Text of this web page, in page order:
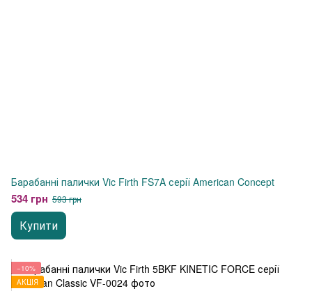
Барабанні палички Vic Firth FS7A серії American Concept
534 грн 593 грн
Купити
−10%
АКЦІЯ